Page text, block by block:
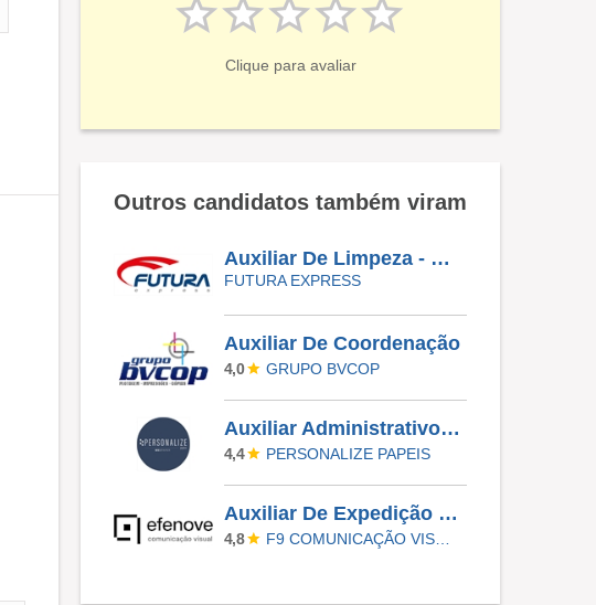
Clique para avaliar
Outros candidatos também viram
Auxiliar De Limpeza - Região Do Barreiro
FUTURA EXPRESS
Auxiliar De Coordenação
4,0 GRUPO BVCOP
Auxiliar Administrativo - Comercial
4,4 PERSONALIZE PAPEIS
Auxiliar De Expedição E Produção - Empresa De Comunicação Visual
4,8